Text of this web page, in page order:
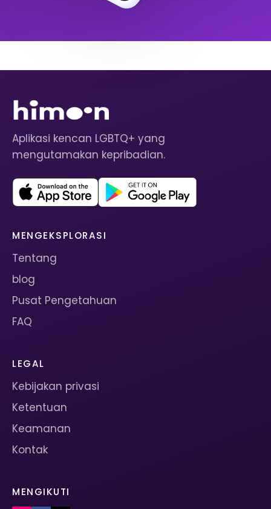
Aplikasi kencan LGBTQ+ yang
mengutamakan kepribadian.
MENGEKSPLORASI
Tentang
blog
Pusat Pengetahuan
FAQ
LEGAL
Kebijakan privasi
Ketentuan
Keamanan
Kontak
MENGIKUTI